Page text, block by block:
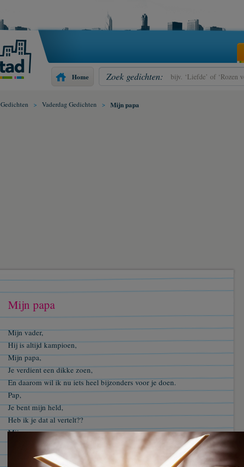
Home Zoek gedichten:
Gedichten > Vaderdag Gedichten > Mijn papa
Mijn papa
Mijn vader,
Hij is altijd kampioen,
Mijn papa,
Je verdient een dikke zoen,
En daarom wil ik nu iets heel bijzonders voor je doen.
Pap,
Je bent mijn held,
Heb ik je dat al vertelt??
Mijn papa